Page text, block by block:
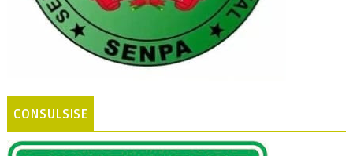
CONSULSISE